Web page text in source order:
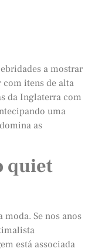
a mostrar
com itens de alta
da Inglaterra com
uma
as
quiet
Se nos anos
está associada